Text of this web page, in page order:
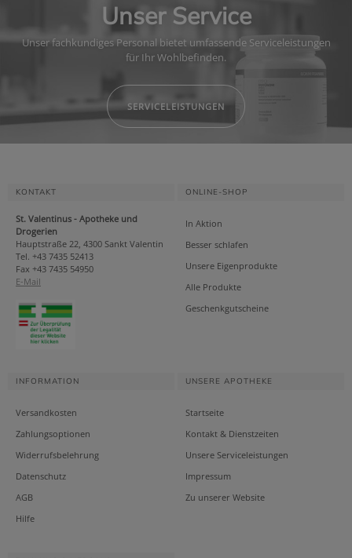
Unser Service
Unser fachkundiges Personal bietet umfassende Serviceleistungen
für Ihr Wohlbefinden.
SERVICELEISTUNGEN
KONTAKT
St. Valentinus - Apotheke und
Drogerien
Hauptstraße 22, 4300 Sankt Valentin
Tel. +43 7435 52413
Fax +43 7435 54950
E-Mail
ONLINE-SHOP
In Aktion
Besser schlafen
Unsere Eigenprodukte
Alle Produkte
Geschenkgutscheine
INFORMATION
Versandkosten
Zahlungsoptionen
Widerrufsbelehrung
Datenschutz
AGB
Hilfe
UNSERE APOTHEKE
Startseite
Kontakt & Dienstzeiten
Unsere Serviceleistungen
Impressum
Zu unserer Website